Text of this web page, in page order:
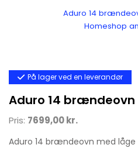
Aduro 14
Homeshop
På lager ved en leverandør
Aduro 14
Pris: 7699,00 kr.
Aduro 14 brændeovn med